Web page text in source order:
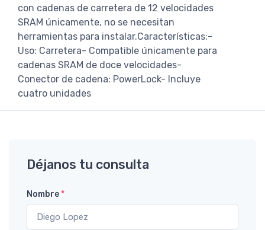
con cadenas de carretera de 12 velocidades
SRAM únicamente, no se necesitan
herramientas para instalar.Características:-
Uso: Carretera- Compatible únicamente para
cadenas SRAM de doce velocidades-
Conector de cadena: PowerLock- Incluye
cuatro unidades
Déjanos tu consulta
Nombre*